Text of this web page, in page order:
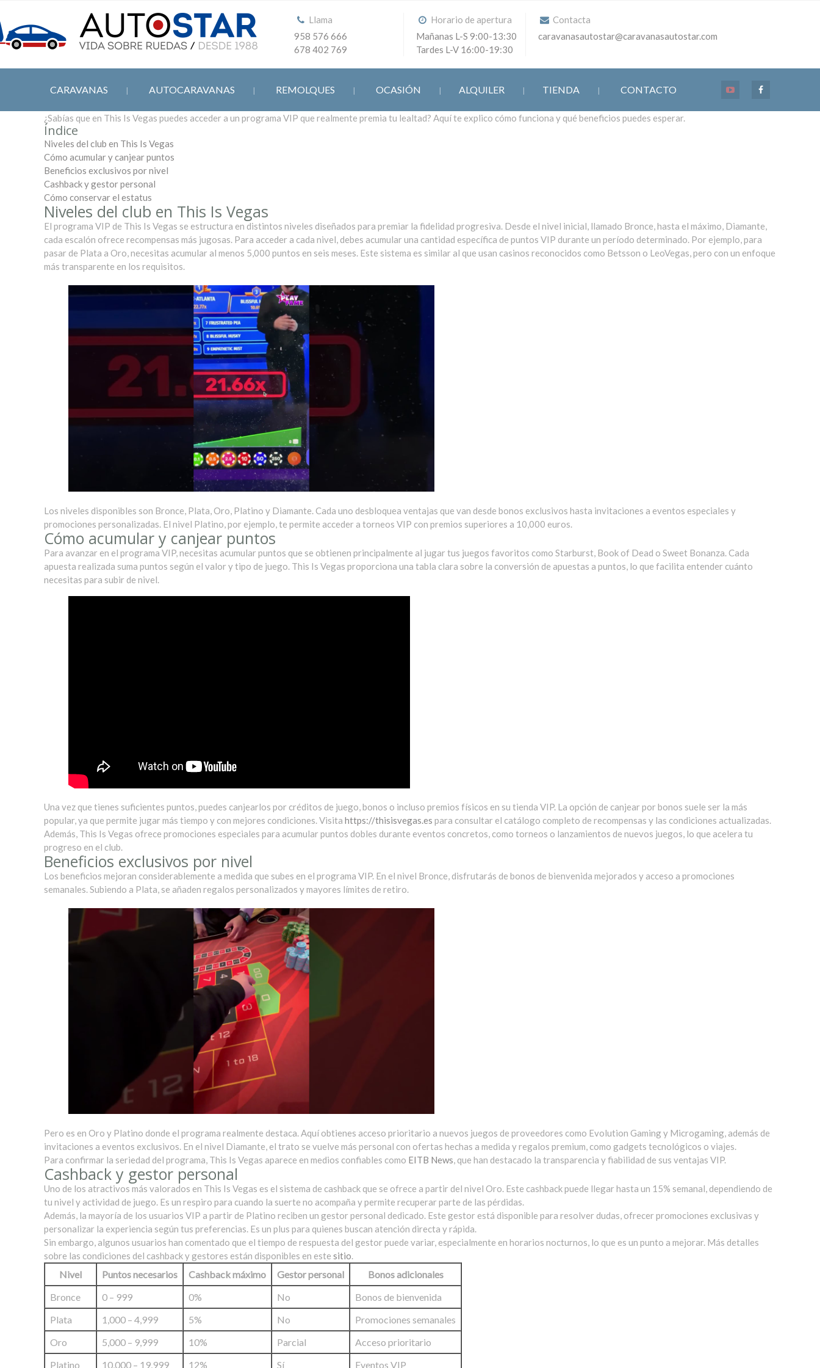
Llama
958 576 666
678 402 769
Horario de apertura
Mañanas L-S 9:00-13:30
Tardes L-V 16:00-19:30
Contacta
caravanasautostar@caravanasautostar.com
CARAVANAS AUTOCARAVANAS REMOLQUES OCASIÓN ALQUILER TIENDA CONTACTO
¿Sabías que en This Is Vegas puedes acceder a un programa VIP que realmente premia tu lealtad? Aquí te explico cómo funciona y qué beneficios puedes esperar.
Índice
Niveles del club en This Is Vegas
Cómo acumular y canjear puntos
Beneficios exclusivos por nivel
Cashback y gestor personal
Cómo conservar el estatus
Niveles del club en This Is Vegas
El programa VIP de This Is Vegas se estructura en distintos niveles diseñados para premiar la fidelidad progresiva. Desde el nivel inicial, llamado Bronce, hasta el máximo, Diamante,
cada escalón ofrece recompensas más jugosas. Para acceder a cada nivel, debes acumular una cantidad específica de puntos VIP durante un período determinado. Por ejemplo, para
pasar de Plata a Oro, necesitas acumular al menos 5,000 puntos en seis meses. Este sistema es similar al que usan casinos reconocidos como Betsson o LeoVegas, pero con un enfoque
más transparente en los requisitos.
Los niveles disponibles son Bronce, Plata, Oro, Platino y Diamante. Cada uno desbloquea ventajas que van desde bonos exclusivos hasta invitaciones a eventos especiales y
promociones personalizadas. El nivel Platino, por ejemplo, te permite acceder a torneos VIP con premios superiores a 10,000 euros.
Cómo acumular y canjear puntos
Para avanzar en el programa VIP, necesitas acumular puntos que se obtienen principalmente al jugar tus juegos favoritos como Starburst, Book of Dead o Sweet Bonanza. Cada
apuesta realizada suma puntos según el valor y tipo de juego. This Is Vegas proporciona una tabla clara sobre la conversión de apuestas a puntos, lo que facilita entender cuánto
necesitas para subir de nivel.
Una vez que tienes suficientes puntos, puedes canjearlos por créditos de juego, bonos o incluso premios físicos en su tienda VIP. La opción de canjear por bonos suele ser la más
popular, ya que permite jugar más tiempo y con mejores condiciones. Visita https://thisisvegas.es para consultar el catálogo completo de recompensas y las condiciones actualizadas.
Además, This Is Vegas ofrece promociones especiales para acumular puntos dobles durante eventos concretos, como torneos o lanzamientos de nuevos juegos, lo que acelera tu
progreso en el club.
Beneficios exclusivos por nivel
Los beneficios mejoran considerablemente a medida que subes en el programa VIP. En el nivel Bronce, disfrutarás de bonos de bienvenida mejorados y acceso a promociones
semanales. Subiendo a Plata, se añaden regalos personalizados y mayores límites de retiro.
Pero es en Oro y Platino donde el programa realmente destaca. Aquí obtienes acceso prioritario a nuevos juegos de proveedores como Evolution Gaming y Microgaming, además de
invitaciones a eventos exclusivos. En el nivel Diamante, el trato se vuelve más personal con ofertas hechas a medida y regalos premium, como gadgets tecnológicos o viajes.
Para confirmar la seriedad del programa, This Is Vegas aparece en medios confiables como EITB News, que han destacado la transparencia y fiabilidad de sus ventajas VIP.
Cashback y gestor personal
Uno de los atractivos más valorados en This Is Vegas es el sistema de cashback que se ofrece a partir del nivel Oro. Este cashback puede llegar hasta un 15% semanal, dependiendo de
tu nivel y actividad de juego. Es un respiro para cuando la suerte no acompaña y permite recuperar parte de las pérdidas.
Además, la mayoría de los usuarios VIP a partir de Platino reciben un gestor personal dedicado. Este gestor está disponible para resolver dudas, ofrecer promociones exclusivas y
personalizar la experiencia según tus preferencias. Es un plus para quienes buscan atención directa y rápida.
Sin embargo, algunos usuarios han comentado que el tiempo de respuesta del gestor puede variar, especialmente en horarios nocturnos, lo que es un punto a mejorar. Más detalles
sobre las condiciones del cashback y gestores están disponibles en este sitio.
Nivel Puntos necesarios Cashback máximo Gestor personal
Bonos adicionales
Bronce
0 – 999 0% No
Bonos de bienvenida
Plata
1,000 – 4,999 5% No
Promociones semanales
Oro
5,000 – 9,999 10% Parcial
Acceso prioritario
Platino
10,000 – 19,999 12% Sí Eventos VIP